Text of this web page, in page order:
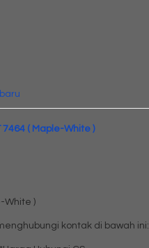
7464 ( Maple-White )
White )
kontak di bawah ini: